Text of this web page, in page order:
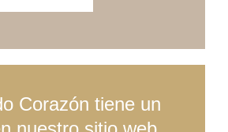
Corazón tiene un